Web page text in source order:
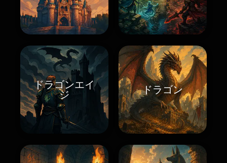
ドラゴンエイ
ジ
ドラゴン